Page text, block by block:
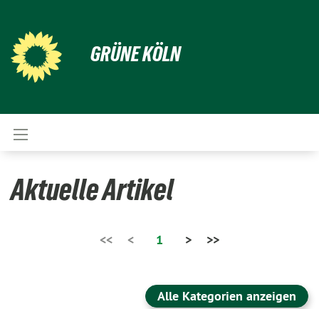
GRÜNE KÖLN
Aktuelle Artikel
<< < 1 > >>
Alle Kategorien anzeigen